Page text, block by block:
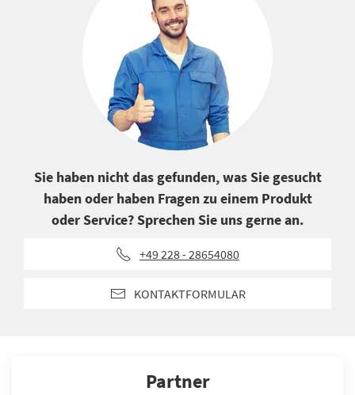
Sie haben nicht das gefunden, was Sie gesucht
haben oder haben Fragen zu einem Produkt
oder Service? Sprechen Sie uns gerne an.
+49 228 - 28654080
KONTAKTFORMULAR
Partner